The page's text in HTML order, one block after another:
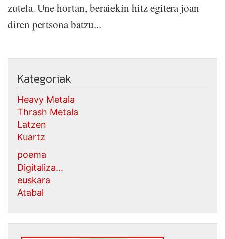
zutela. Une hortan, beraiekin hitz egitera joan
diren pertsona batzu...
Kategoriak
Heavy Metala
Thrash Metala
Latzen
Kuartz
poema
Digitaliza...
euskara
Atabal